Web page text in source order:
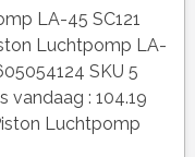
LA-45 SC121
Luchtpomp LA-
SKU 5
vandaag : 104.19
Luchtpomp